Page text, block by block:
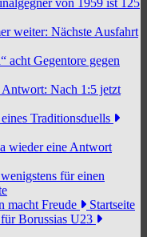
von 1959 ist 125
weiter: Nächste Ausfahrt
acht Gegentore gegen
Nach 1:5 jetzt
Traditionsduells
wieder eine Antwort
für einen
macht Freude
Startseite
Borussias U23